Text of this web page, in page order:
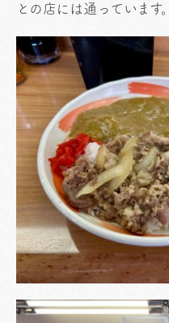
との店には通っています。